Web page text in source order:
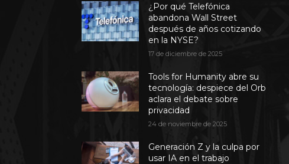
¿Por qué Telefónica
abandona Wall Street
después de años cotizando
en la NYSE?
17 de diciembre de 2025
Tools for Humanity abre su
tecnología: despiece del Orb
aclara el debate sobre
privacidad
24 de noviembre de 2025
Generación Z y la culpa por
usar IA en el trabajo